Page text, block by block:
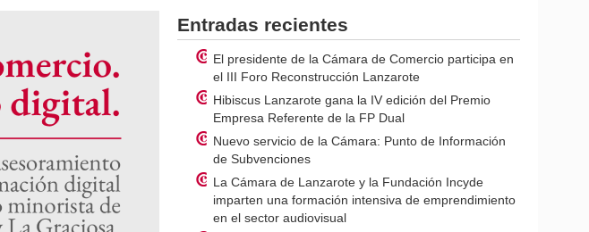
Entradas recientes
El presidente de la Cámara de Comercio participa en
el III Foro Reconstrucción Lanzarote
Hibiscus Lanzarote gana la IV edición del Premio
Empresa Referente de la FP Dual
Nuevo servicio de la Cámara: Punto de Información
de Subvenciones
La Cámara de Lanzarote y la Fundación Incyde
imparten una formación intensiva de emprendimiento
en el sector audiovisual